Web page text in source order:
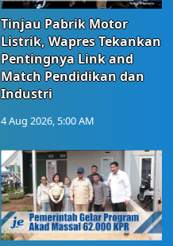
Tinjau Pabrik Motor
Listrik, Wapres Tekankan
Pentingnya Link and
Match Pendidikan dan
Industri
4 Aug 2026, 5:00 AM